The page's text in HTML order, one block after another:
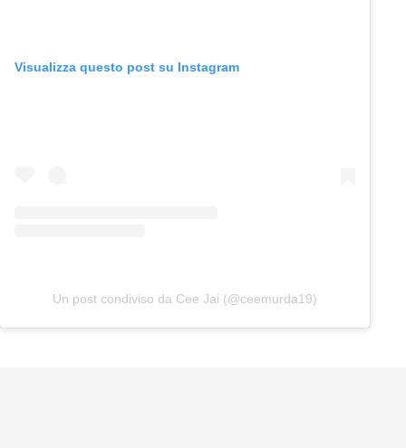
Visualizza questo post su Instagram
Un post condiviso da Cee Jai (@ceemurda19)